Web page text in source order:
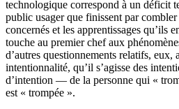
technologique correspond à un déficit
public usager que finissent par combler
concernés et les apprentissages qu’ils
touche au premier chef aux
d’autres questionnements relatifs, eux,
intentionnalité, qu’il s’agisse des
d’intention — de la personne qui «
est « trompée ».